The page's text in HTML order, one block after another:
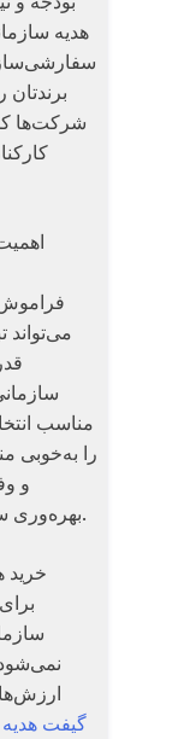
هدیه
شرکت‌ها
فراموش
می‌تواند
مناسب
را به‌خوبی
و
بهره‌وری سازمان را در بلندمدت بالا می‌برد.
خرید
گیفت